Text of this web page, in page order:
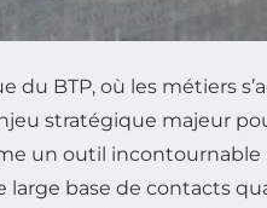
du BTP, où les métiers
stratégique majeur
un outil
large base de contacts